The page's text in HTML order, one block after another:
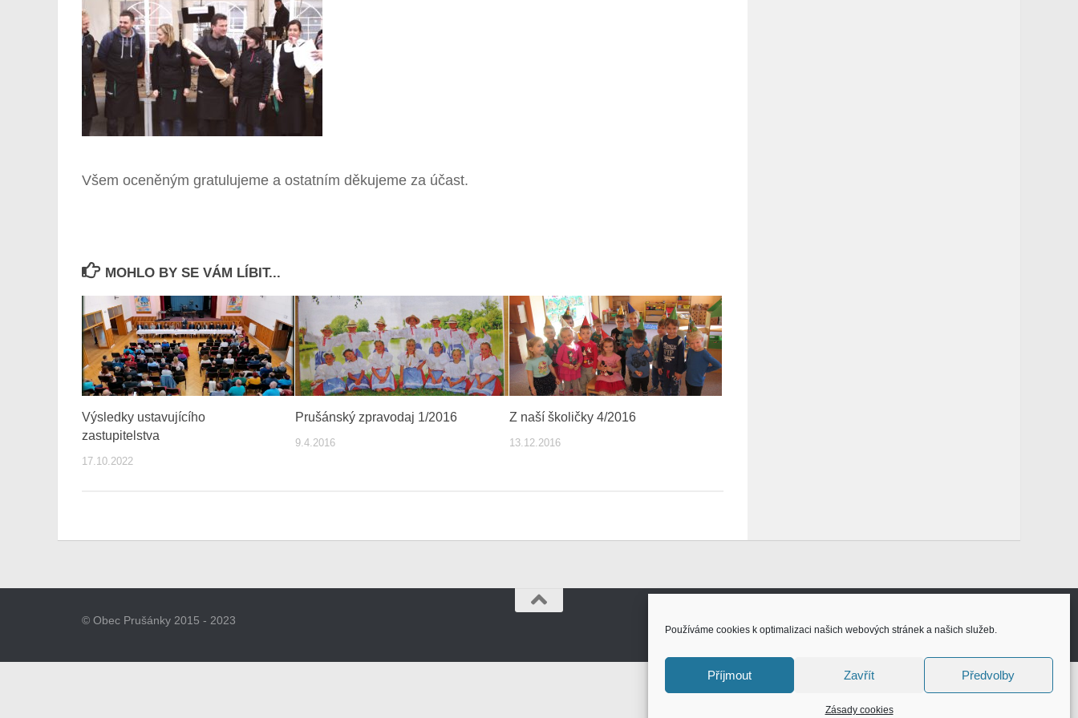
Používáme cookies k optimalizaci našich webových stránek a našich služeb.
Příjmout Zavřít Předvolby
Zásady cookies
Všem oceněným gratulujeme a ostatním děkujeme za účast.
MOHLO BY SE VÁM LÍBIT...
Výsledky ustavujícího
zastupitelstva
17.10.2022
Prušánský zpravodaj 1/2016
9.4.2016
Z naší školičky 4/2016
13.12.2016
© Obec Prušánky 2015 - 2023